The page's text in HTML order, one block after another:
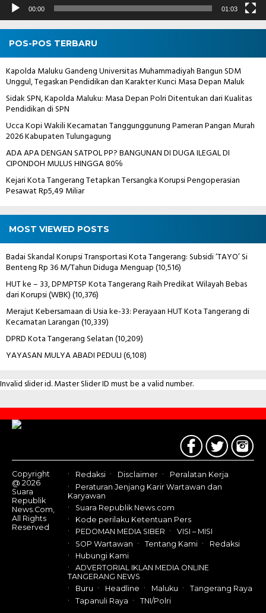
00:00 01:03
POS-POS TERBARU
Kapolda Maluku Gandeng Universitas Muhammadiyah Bangun SDM
Unggul, Tegaskan Pendidikan dan Karakter Kunci Masa Depan Maluk
Sidak SPN, Kapolda Maluku: Masa Depan Polri Ditentukan dari Kualitas
Pendidikan di SPN
Ucca Kopi Wakili Kecamatan Tanggunggunung Pameran Pangan Murah
2026 Kabupaten Tulungagung
ADA APA DENGAN SATPOL PP? BANGUNAN DI DUGA ILEGAL DI
CIPONDOH MULUS HINGGA 80℅
Kejari Kota Tangerang Tetapkan Tersangka Korupsi Pengoperasian
Pesawat Rp5,49 Miliar
MOST VIEWED POSTS
Badai Skandal Korupsi Transportasi Kota Tangerang: Subsidi ‘TAYO’ Si
Benteng Rp 36 M/Tahun Diduga Menguap(10,516)
HUT ke – 33, DPMPTSP Kota Tangerang Raih Predikat Wilayah Bebas
dari Korupsi (WBK)(10,376)
Merajut Kebersamaan di Usia ke-33: Perayaan HUT Kota Tangerang di
Kecamatan Larangan(10,339)
DPRD Kota Tangerang Selatan(10,209)
YAYASAN MULYA ABADI PEDULI(6,108)
Invalid slider id. Master Slider ID must be a valid number.
Contact
Us
Copyright
@ 2026
Suara
Republik
News.Com,
All Rights
Reserved
Redaksi Disclaimer
Peralatan Kerja
Peraturan Jenjang Karir Wartawan dan
Karyawan
Suara Republik News.com
Kode perilaku Ketentuan Pers
PEDOMAN MEDIA SIBER
VISI – MISI
SOP Wartawan
Tentang Kami
Redaksi
Hubungi Kami
ADVERTORIAL IKLAN MEDIA ONLINE
TANGERANG NEWS
Buru
Headline Maluku
Tangerang Raya
Tapanuli Raya
TNI/Polri